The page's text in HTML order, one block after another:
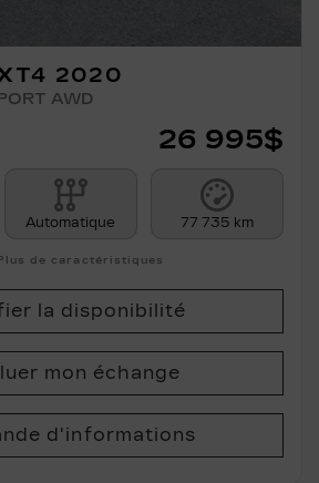
2020
AWD
26 995$
Automatique 77 735 km
de caractéristiques
la disponibilité
mon échange
d'informations